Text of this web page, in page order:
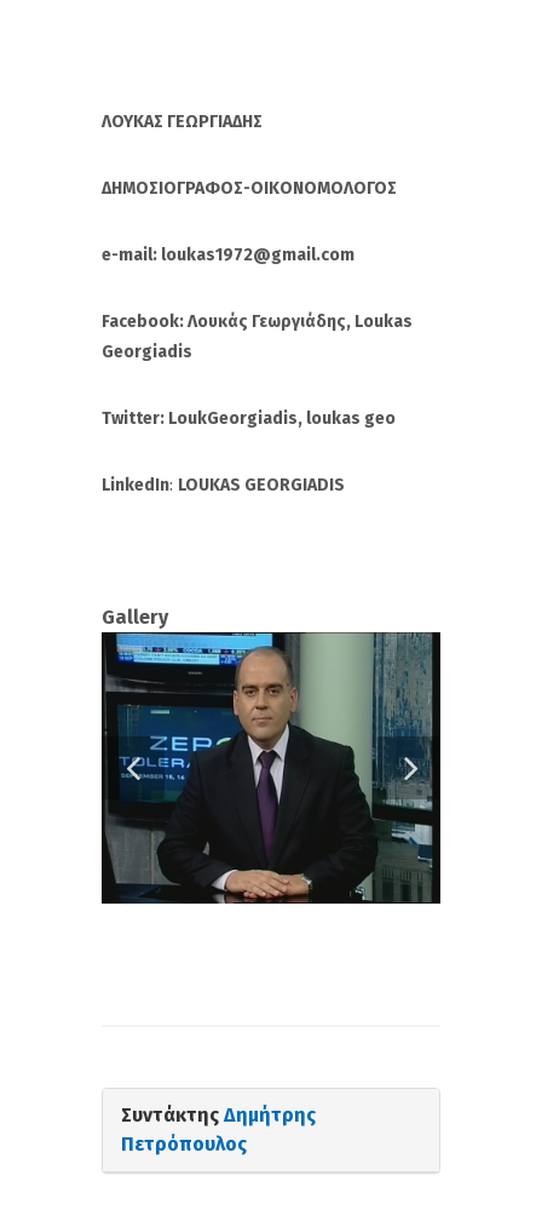
ΛΟΥΚΑΣ ΓΕΩΡΓΙΑΔΗΣ
ΔΗΜΟΣΙΟΓΡΑΦΟΣ-ΟΙΚΟΝΟΜΟΛΟΓΟΣ
e-mail: loukas1972@gmail.com
Facebook: Λουκάς Γεωργιάδης, Loukas
Georgiadis
Twitter: LoukGeorgiadis, loukas geo
LinkedIn: LOUKAS GEORGIADIS
Gallery
Συντάκτης Δημήτρης
Πετρόπουλος